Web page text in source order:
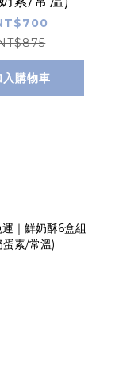
入購物車